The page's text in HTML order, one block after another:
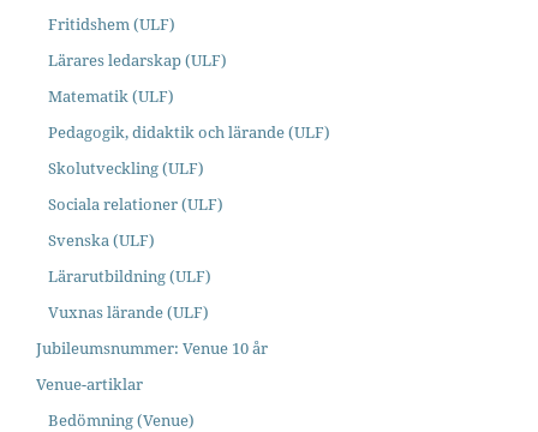
Fritidshem (ULF)
Lärares ledarskap (ULF)
Matematik (ULF)
Pedagogik, didaktik och lärande (ULF)
Skolutveckling (ULF)
Sociala relationer (ULF)
Svenska (ULF)
Lärarutbildning (ULF)
Vuxnas lärande (ULF)
Jubileumsnummer: Venue 10 år
Venue-artiklar
Bedömning (Venue)